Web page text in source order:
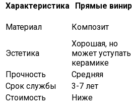
Характеристика
Прямые
Материал
Композит
Эстетика
Хорошая, но
может уступать
керамике
Прочность
Средняя
Срок службы
3-7 лет
Стоимость
Ниже